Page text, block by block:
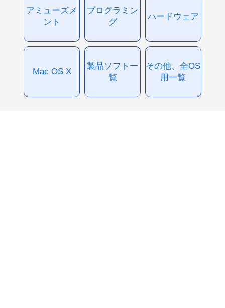
アミューズメ
ント
プログラミン
グ
ハードウェア
Mac OS X
製品ソフト一
覧
その他、全OS
用一覧